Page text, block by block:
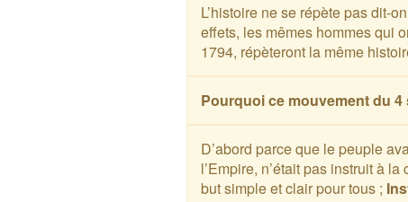
L’histoire ne se répète pas dit-
effets, les mêmes hommes qui
1794, répèteront la même
Pourquoi ce mouvement du 4
D’abord parce que le peuple
l’Empire, n’était pas instruit à
but simple et clair pour tous ;